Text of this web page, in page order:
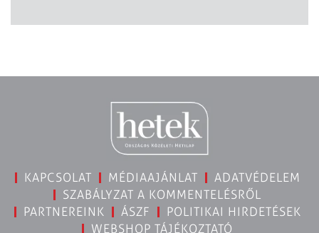
KAPCSOLAT MÉDIAAJÁNLAT
ADATVÉDELEM
SZABÁLYZAT A KOMMENTELÉSRŐL
PARTNEREINK
ÁSZF
POLITIKAI HIRDETÉSEK
WEBSHOP TÁJÉKOZTATÓ